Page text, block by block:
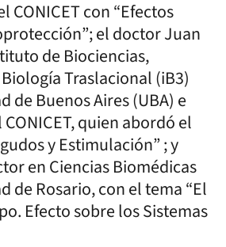
CONICET con “Efectos
el doctor Juan
de Biociencias,
Traslacional (iB3)
de Buenos Aires (UBA) e
quien abordó el
y Estimulación” ; y
en Ciencias Biomédicas
de Rosario, con el tema “El
Efecto sobre los Sistemas